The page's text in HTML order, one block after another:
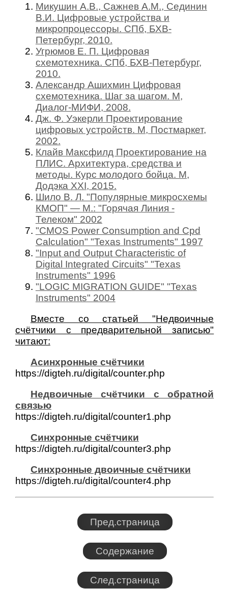
Микушин А.В., Сажнев А.М., Сединин
В.И. Цифровые устройства и
микропроцессоры. СПб, БХВ-
Петербург, 2010.
Угрюмов Е. П. Цифровая
схемотехника. СПб, БХВ-Петербург,
2010.
Александр Ашихмин Цифровая
схемотехника. Шаг за шагом. М,
Диалог-МИФИ, 2008.
Дж. Ф. Уэкерли Проектирование
цифровых устройств. М, Постмаркет,
2002.
Клайв Максфилд Проектирование на
ПЛИС. Архитектура, средства и
методы. Курс молодого бойца. М,
Додэка XXI, 2015.
Шило В. Л. "Популярные микросхемы
КМОП" — М.: "Горячая Линия -
Телеком" 2002
"CMOS Power Consumption and Cpd
Calculation" "Texas Instruments" 1997
"Input and Output Characteristic of
Digital Integrated Circuits" "Texas
Instruments" 1996
"LOGIC MIGRATION GUIDE" "Texas
Instruments" 2004
Вместе со статьей "Недвоичные
счётчики с предварительной записью"
читают:
Асинхронные счётчики
https://digteh.ru/digital/counter.php
Недвоичные счётчики с обратной
связью
https://digteh.ru/digital/counter1.php
Синхронные счётчики
https://digteh.ru/digital/counter3.php
Синхронные двоичные счётчики
https://digteh.ru/digital/counter4.php
Пред.страница
Содержание
След.страница